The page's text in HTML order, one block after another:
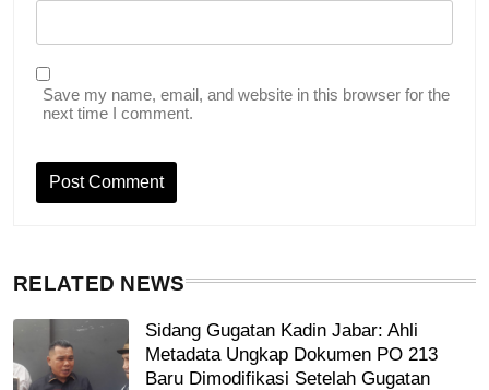
Save my name, email, and website in this browser for the
next time I comment.
RELATED NEWS
Sidang Gugatan Kadin Jabar: Ahli
Metadata Ungkap Dokumen PO 213
Baru Dimodifikasi Setelah Gugatan